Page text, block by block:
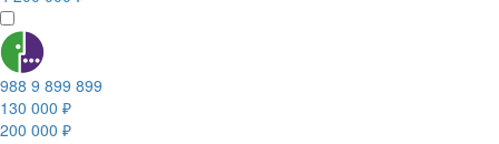
988 9 899 899
130 000 ₽
200 000 ₽